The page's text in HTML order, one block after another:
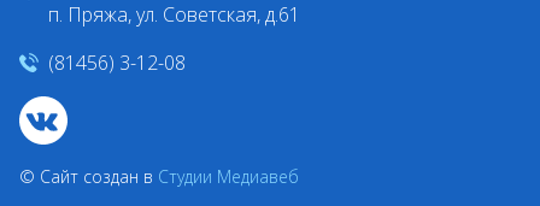
п. Пряжа, ул. Советская, д.61
(81456) 3-12-08
© Сайт создан в Студии Медиавеб